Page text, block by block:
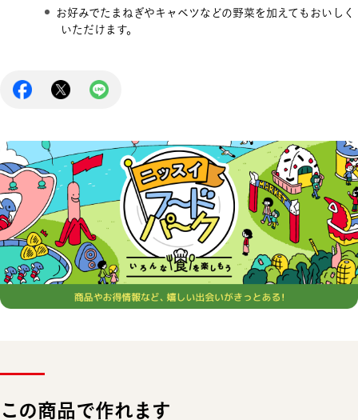
お好みでたまねぎやキャベツなどの野菜を加えてもおいしく
いただけます。
この商品で作れます